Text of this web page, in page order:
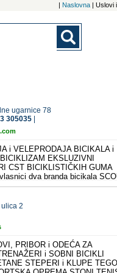
| Naslovna | Uslovi
ugarnice 78
305035
i VELEPRODAJA BICIKALA i
EKSLUZIVNI
CST BICIKLISTIČKIH GUMA
dva branda bicikala
koje mi sami sklapamo i
svake naše bicikle stoje
stekli još u nekadašnjoj
bicikala Partizan iz
distributere i servisere na celoj
u svakom gradu tako
u potpunu podršku servisom i
godinama nakon kupovine
smo ekskluzivni
guma za Srbiju, Bosnu i
ulica 2
PRIBOR i ODEĆA ZA
i SOBNI BICIKLI
STEPERI i KLUPE